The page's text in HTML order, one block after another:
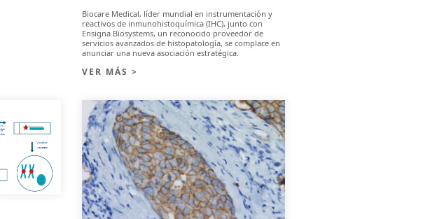
Biocare Medical, líder mundial en instrumentación y
reactivos de inmunohistoquímica (IHC), junto con
Ensigna Biosystems, un reconocido proveedor de
servicios avanzados de histopatología, se complace en
anunciar una nueva asociación estratégica.
VER MÁS >